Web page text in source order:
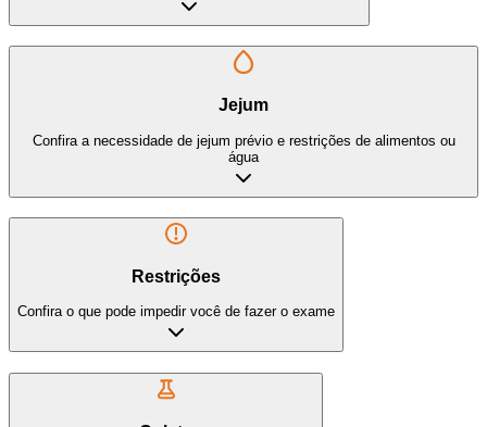
Jejum
Confira a necessidade de jejum prévio e restrições de alimentos ou
água
Restrições
Confira o que pode impedir você de fazer o exame